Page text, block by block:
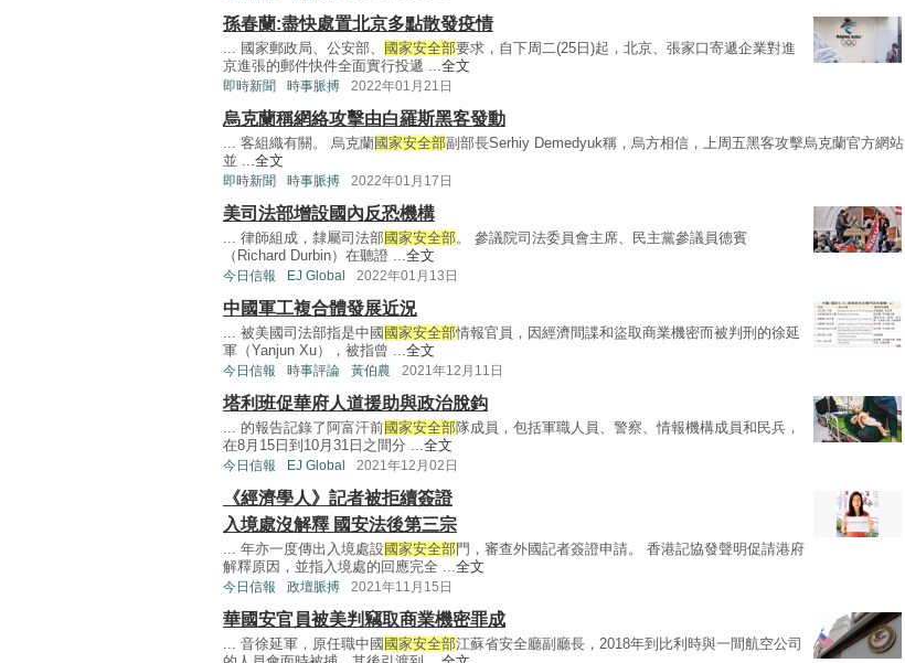
孫春蘭:盡快處置北京多點散發疫情
... 國家郵政局、公安部、 國家安全部要求，自下周二(25日)起，北京、張家口寄遞企業對進
京進張的郵件快件全面實行投遞 ...全文
即時新聞 時事脈搏 2022年01月21日
烏克蘭稱網絡攻擊由白羅斯黑客發動
... 客組織有關。 烏克蘭國家安全部副部長Serhiy Demedyuk稱，烏方相信，上周五黑客攻擊烏克蘭官方網站
並 ...全文
即時新聞 時事脈搏 2022年01月17日
美司法部增設國內反恐機構
... 律師組成，隸屬司法部國家安全部。 參議院司法委員會主席、民主黨參議員德賓
（Richard Durbin）在聽證 ...全文
今日信報 EJ Global 2022年01月13日
中國軍工複合體發展近況
... 被美國司法部指是中國 國家安全部情報官員，因經濟間諜和盜取商業機密而被判刑的徐延
軍（Yanjun Xu），被指曾 ...全文
今日信報 時事評論 黃伯農 2021年12月11日
塔利班促華府人道援助與政治脫鈎
... 的報告記錄了阿富汗前國家安全部隊成員，包括軍職人員、警察、情報機構成員和民兵，
在8月15日到10月31日之間分 ...全文
今日信報 EJ Global 2021年12月02日
《經濟學人》記者被拒續簽證
入境處沒解釋 國安法後第三宗
... 年亦一度傳出入境處設國家安全部門，審查外國記者簽證申請。 香港記協發聲明促請港府
解釋原因，並指入境處的回應完全 ...全文
今日信報 政壇脈搏 2021年11月15日
華國安官員被美判竊取商業機密罪成
... 音徐延軍，原任職中國 國家安全部江蘇省安全廳副廳長，2018年到比利時與一間航空公司